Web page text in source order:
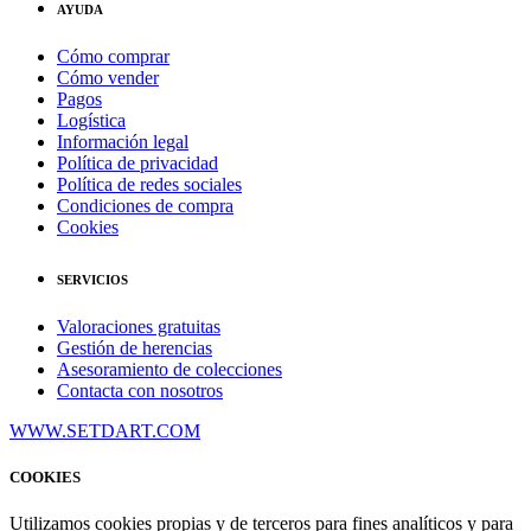
AYUDA
Cómo comprar
Cómo vender
Pagos
Logística
Información legal
Política de privacidad
Política de redes sociales
Condiciones de compra
Cookies
SERVICIOS
Valoraciones gratuitas
Gestión de herencias
Asesoramiento de colecciones
Contacta con nosotros
WWW.SETDART.COM
COOKIES
Utilizamos cookies propias y de terceros para fines analíticos y para